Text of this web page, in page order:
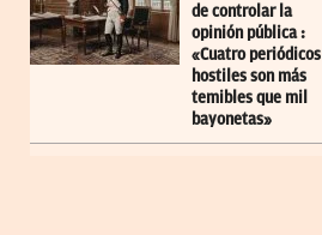
de controlar la
opinión pública :
«Cuatro periódicos
hostiles son más
temibles que mil
bayonetas»